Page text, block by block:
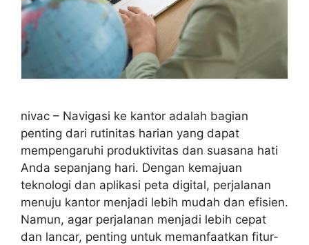
nivac – Navigasi ke kantor adalah bagian
penting dari rutinitas harian yang dapat
mempengaruhi produktivitas dan suasana hati
Anda sepanjang hari. Dengan kemajuan
teknologi dan aplikasi peta digital, perjalanan
menuju kantor menjadi lebih mudah dan efisien.
Namun, agar perjalanan menjadi lebih cepat
dan lancar, penting untuk memanfaatkan fitur-